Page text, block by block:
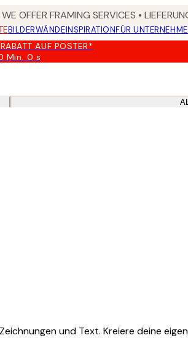
OFFER FRAMING SERVICES •
BILDERWÄNDEINSPIRATIONFÜR
AUF POSTER*
Min. 0 s
Gültig
08-
und Text. Kreiere deine